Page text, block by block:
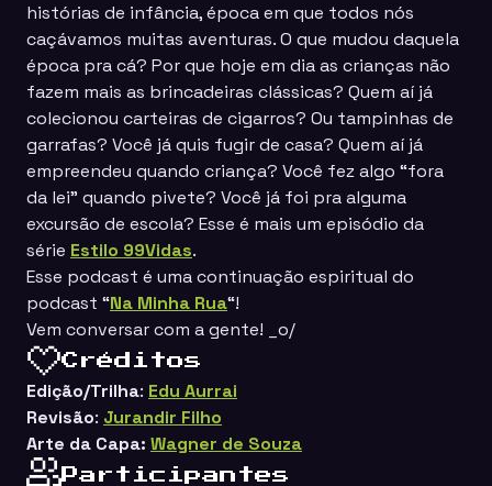
histórias de infância, época em que todos nós
caçávamos muitas aventuras. O que mudou daquela
época pra cá? Por que hoje em dia as crianças não
fazem mais as brincadeiras clássicas? Quem aí já
colecionou carteiras de cigarros? Ou tampinhas de
garrafas? Você já quis fugir de casa? Quem aí já
empreendeu quando criança? Você fez algo “fora
da lei” quando pivete? Você já foi pra alguma
excursão de escola? Esse é mais um episódio da
série Estilo 99Vidas.
Esse podcast é uma continuação espiritual do
podcast “Na Minha Rua“!
Vem conversar com a gente! _o/
Créditos
Edição/Trilha: Edu Aurrai
Revisão: Jurandir Filho
Arte da Capa: Wagner de Souza
Participantes